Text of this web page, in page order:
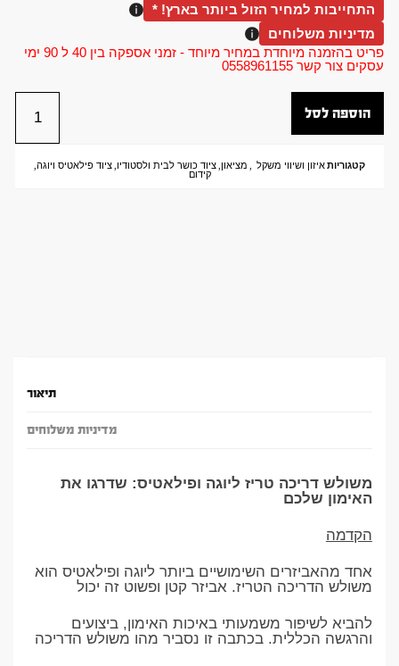
התחייבות למחיר הזול ביותר בארץ! *
מדיניות משלוחים
פריט בהזמנה מיוחדת במחיר מיוחד - זמני אספקה בין 40 ל 90 ימי
עסקים צור קשר 0558961155
הוספה לסל
קטגוריותאיזון ושיווי משקל , מציאון,ציוד כושר לבית ולסטודיו,ציוד פילאטיס ויוגה,
קידום
תיאור
מדיניות משלוחים
משולש דריכה טריז ליוגה ופילאטיס: שדרגו את
האימון שלכם
הקדמה
אחד מהאביזרים השימושיים ביותר ליוגה ופילאטיס הוא
משולש הדריכה הטריז. אביזר קטן ופשוט זה יכול
להביא לשיפור משמעותי באיכות האימון, ביצועים
והרגשה הכללית. בכתבה זו נסביר מהו משולש הדריכה